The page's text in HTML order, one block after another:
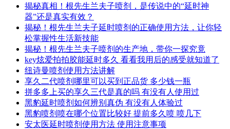
揭秘真相！根先生兰夫子喷剂，是传说中的“延时神
器”还是真实有效？
揭秘！根先生兰夫子延时喷剂的正确使用方法，让你轻
松掌握性生活新技能
揭秘！根先生兰夫子喷剂的生产地，带你一探究竟
key炫爱拍拍胶能延时多久 看看我用后的感受就知道了
纽诗曼喷剂使用方法讲解
享久二代喷剂哪里可以买到正品货 多少钱一瓶
拼多多上买的享久三代是真的吗 有没有人使用过
黑豹延时喷剂如何辨别真伪 有没有人体验过
黑豹喷剂喷在哪个位置比较好 提前多久喷 喷几下
安太医延时喷剂使用方法 使用注意事项